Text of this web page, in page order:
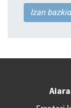
Izan